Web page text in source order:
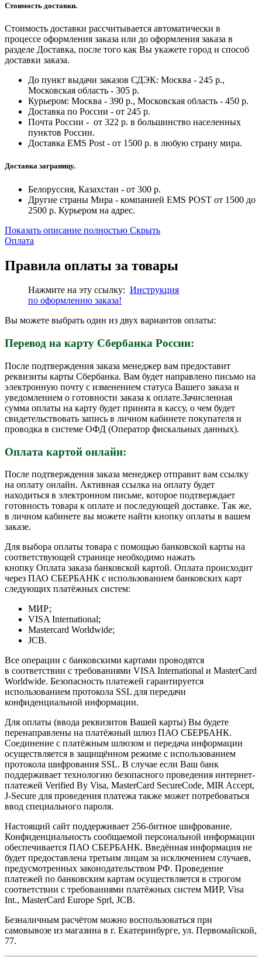
Стоимость доставки.
Стоимость доставки рассчитывается автоматически в
процессе оформления заказа или до оформления заказа в
разделе Доставка, после того как Вы укажете город и способ
доставки заказа.
До пункт выдачи заказов СДЭК: Москва - 245 р.,
Московская область - 305 р.
Курьером: Москва - 390 р., Московская область - 450 р.
Доставка по России - от 245 р.
Почта России - от 322 р. в большинство населенных
пунктов России.
Доставка EMS Post - от 1500 р. в любую страну мира.
Доставка заграницу.
Белоруссия, Казахстан - от 300 р.
Другие страны Мира - компанией EMS POST от 1500 до
2500 р. Курьером на адрес.
Показать описание полностью Скрыть
Оплата
Правила оплаты за товары
Нажмите на эту ссылку: Инструкция
по оформлению заказа!
Вы можете выбрать один из двух вариантов оплаты:
Перевод на карту Сбербанка России:
После подтверждения заказа менеджер вам предоставит
реквизиты карты Сбербанка. Вам будет направлено письмо на
электронную почту с изменением статуса Вашего заказа и
уведомлением о готовности заказа к оплате.Зачисленная
сумма оплаты на карту будет принята в кассу, о чем будет
свидетельствовать запись в личном кабинете покупателя и
проводка в системе ОФД (Оператор фискальных данных).
Оплата картой онлайн:
После подтверждения заказа менеджер отправит вам ссылку
на оплату онлайн. Активная ссылка на оплату будет
находиться в электронном письме, которое подтверждает
готовность товара к оплате и последующей доставке. Так же,
в личном кабинете вы можете найти кнопку оплаты в вашем
заказе.
Для выбора оплаты товара с помощью банковской карты на
соответствующей странице необходимо нажать
кнопку Оплата заказа банковской картой. Оплата происходит
через ПАО СБЕРБАНК с использованием банковских карт
следующих платёжных систем:
МИР;
VISA International;
Mastercard Worldwide;
JCB.
Все операции с банковскими картами проводятся
в соответствии с требованиями VISA International и MasterCard
Worldwide. Безопасность платежей гарантируется
использованием протокола SSL для передачи
конфиденциальной информации.
Для оплаты (ввода реквизитов Вашей карты) Вы будете
перенаправлены на платёжный шлюз ПАО СБЕРБАНК.
Соединение с платёжным шлюзом и передача информации
осуществляется в защищённом режиме с использованием
протокола шифрования SSL. В случае если Ваш банк
поддерживает технологию безопасного проведения интернет-
платежей Verified By Visa, MasterCard SecureCode, MIR Accept,
J-Secure для проведения платежа также может потребоваться
ввод специального пароля.
Настоящий сайт поддерживает 256-битное шифрование.
Конфиденциальность сообщаемой персональной информации
обеспечивается ПАО СБЕРБАНК. Введённая информация не
будет предоставлена третьим лицам за исключением случаев,
предусмотренных законодательством РФ. Проведение
платежей по банковским картам осуществляется в строгом
соответствии с требованиями платёжных систем МИР, Visa
Int., MasterCard Europe Sprl, JCB.
Безналичным расчётом можно воспользоваться при
самовывозе из магазина в г. Екатеринбурге, ул. Первомайской,
77.